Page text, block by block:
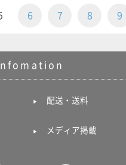
6 7 8 9
配送・送料
メディア掲載